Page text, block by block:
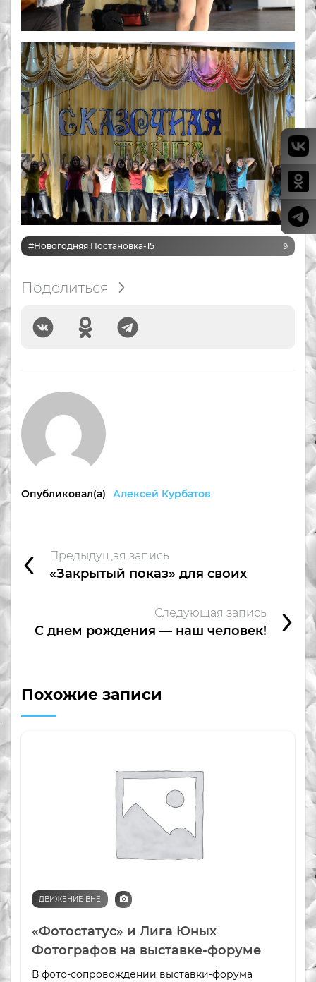
#Новогодняя Постановка-15 9
Поделиться
Опубликовал(а) Алексей Курбатов
Предыдущая запись
«Закрытый показ» для своих
Следующая запись
С днем рождения — наш человек!
Похожие записи
ДВИЖЕНИЕ ВНЕ
«Фотостатус» и Лига Юных
Фотографов на выставке-форуме
В фото-сопровождении выставки-форума